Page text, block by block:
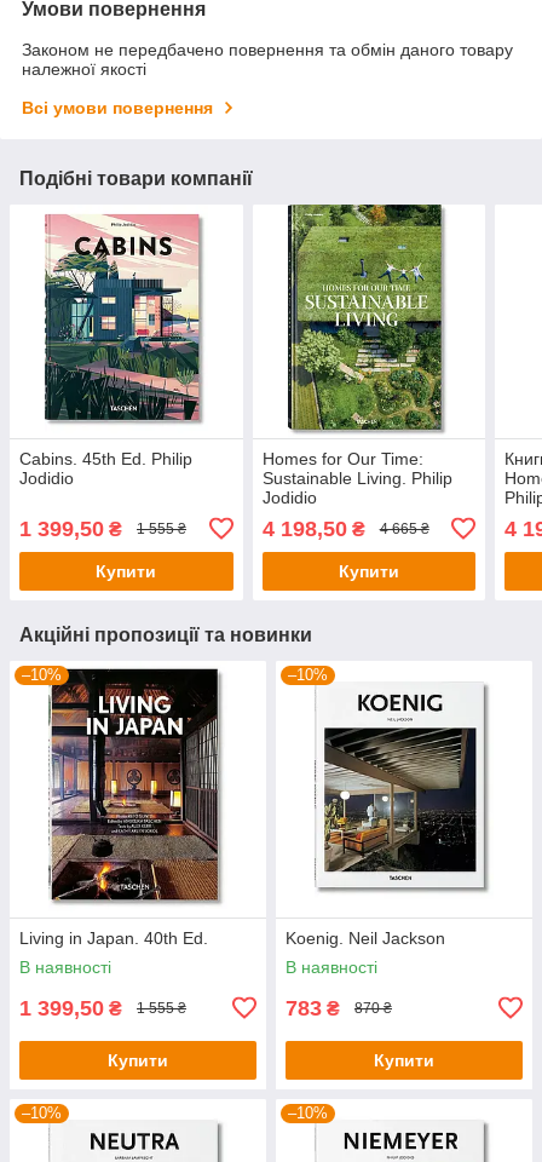
Умови повернення
Законом не передбачено повернення та обмін даного товару
належної якості
Всі умови повернення
Подібні товари компанії
Cabins. 45th Ed. Philip
Jodidio
1 399,50 ₴ 1 555 ₴
Купити
Homes for Our Time:
Sustainable Living. Philip
Jodidio
4 198,50₴ 4 665 ₴
Купити
4
Акційні пропозиції та новинки
–10%
Living in Japan. 40th Ed.
В наявності
1 399,50 ₴ 1 555 ₴
Купити
–10%
Koenig. Neil Jackson
В наявності
783 ₴ 870 ₴
Купити
–10% –10%